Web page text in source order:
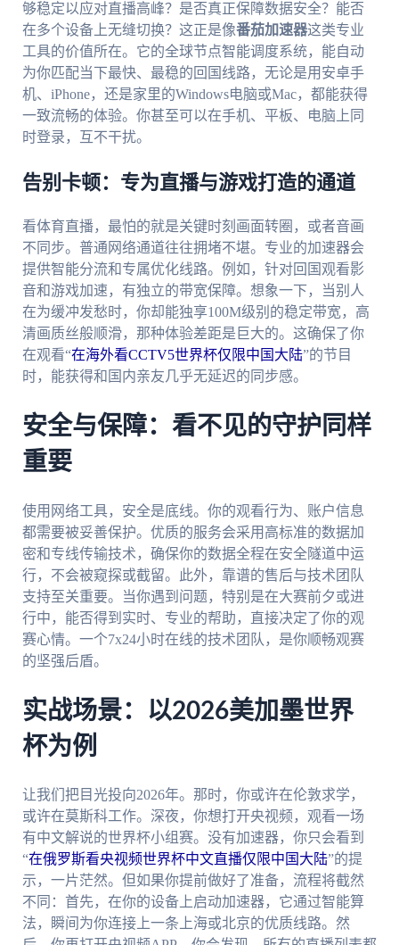
够稳定以应对直播高峰？是否真正保障数据安全？能否
在多个设备上无缝切换？这正是像番茄加速器这类专业
工具的价值所在。它的全球节点智能调度系统，能自动
为你匹配当下最快、最稳的回国线路，无论是用安卓手
机、iPhone，还是家里的Windows电脑或Mac，都能获得
一致流畅的体验。你甚至可以在手机、平板、电脑上同
时登录，互不干扰。
告别卡顿：专为直播与游戏打造的通道
看体育直播，最怕的就是关键时刻画面转圈，或者音画
不同步。普通网络通道往往拥堵不堪。专业的加速器会
提供智能分流和专属优化线路。例如，针对回国观看影
音和游戏加速，有独立的带宽保障。想象一下，当别人
在为缓冲发愁时，你却能独享100M级别的稳定带宽，高
清画质丝般顺滑，那种体验差距是巨大的。这确保了你
在观看“在海外看CCTV5世界杯仅限中国大陆”的节目
时，能获得和国内亲友几乎无延迟的同步感。
安全与保障：看不见的守护同样
重要
使用网络工具，安全是底线。你的观看行为、账户信息
都需要被妥善保护。优质的服务会采用高标准的数据加
密和专线传输技术，确保你的数据全程在安全隧道中运
行，不会被窥探或截留。此外，靠谱的售后与技术团队
支持至关重要。当你遇到问题，特别是在大赛前夕或进
行中，能否得到实时、专业的帮助，直接决定了你的观
赛心情。一个7x24小时在线的技术团队，是你顺畅观赛
的坚强后盾。
实战场景：以2026美加墨世界
杯为例
让我们把目光投向2026年。那时，你或许在伦敦求学，
或许在莫斯科工作。深夜，你想打开央视频，观看一场
有中文解说的世界杯小组赛。没有加速器，你只会看到
“在俄罗斯看央视频世界杯中文直播仅限中国大陆”的提
示，一片茫然。但如果你提前做好了准备，流程将截然
不同：首先，在你的设备上启动加速器，它通过智能算
法，瞬间为你连接上一条上海或北京的优质线路。然